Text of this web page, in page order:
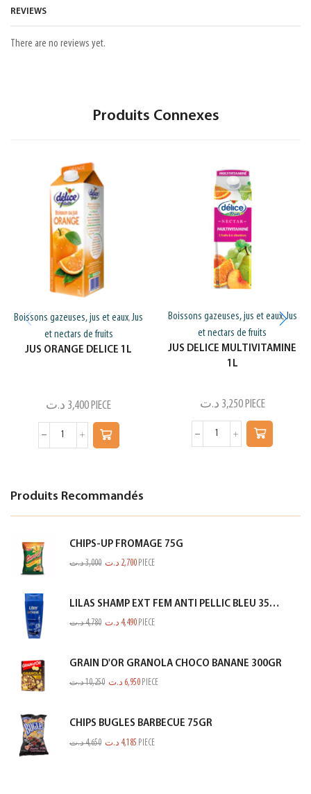
REVIEWS
There are no reviews yet.
Produits Connexes
Boissons gazeuses, jus et eaux,Jus
et nectars de fruits
JUS ORANGE DELICE 1L
3,400 د.ت PIECE
Boissons gazeuses, jus et eaux,Jus
et nectars de fruits
JUS DELICE MULTIVITAMINE
1L
3,250 د.ت PIECE
Produits Recommandés
CHIPS-UP FROMAGE 75G
3,000د.ت 2,700 د.ت PIECE
LILAS SHAMP EXT FEM ANTI PELLIC BLEU 350ML
4,780د.ت 4,490 د.ت PIECE
GRAIN D'OR GRANOLA CHOCO BANANE 300GR
10,250د.ت 6,950 د.ت PIECE
CHIPS BUGLES BARBECUE 75GR
4,650د.ت 4,185 د.ت PIECE